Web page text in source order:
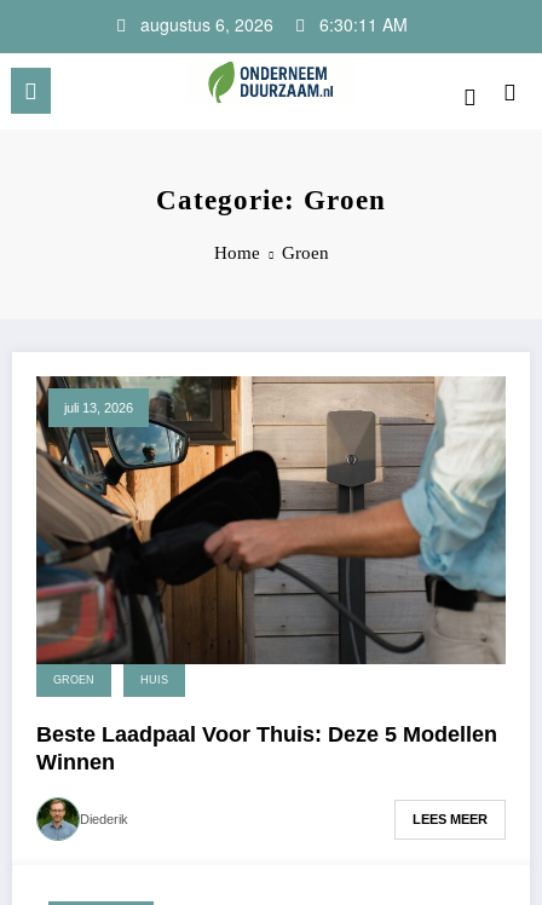
de
inhoud
augustus 6, 2026 6:30:12 AM
Categorie: Groen
Home Groen
juli 13, 2026
GROEN HUIS
Beste Laadpaal Voor Thuis: Deze 5 Modellen
Winnen
Diederik LEES MEER